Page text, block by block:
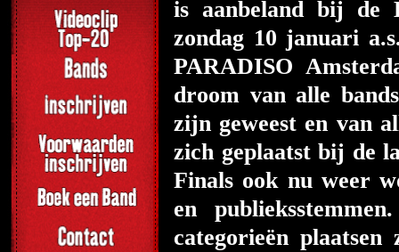
is aanbeland bij de
zondag 10 januari
PARADISO
droom van alle
zijn geweest en van
zich geplaatst bij de
Finals ook nu weer
en
categorieën